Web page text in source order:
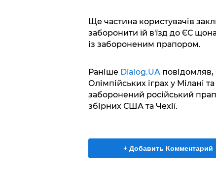
Ще частина користувачів
заборонити їй в'їзд до ЄС
із забороненим прапором.
Раніше Dialog.UAповідомляв,
Олімпійських іграх у Мілані
заборонений російський
збірних США та Чехії.
+ Добавить Комментарий